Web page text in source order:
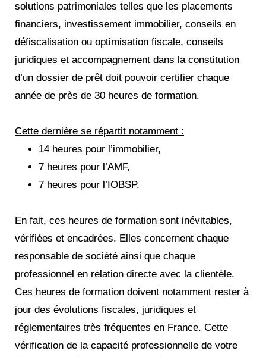
solutions patrimoniales telles que les placements
financiers, investissement immobilier, conseils en
défiscalisation ou optimisation fiscale, conseils
juridiques et accompagnement dans la constitution
d’un dossier de prêt doit pouvoir certifier chaque
année de près de 30 heures de formation.
Cette dernière se répartit notamment :
14 heures pour l’immobilier,
7 heures pour l’AMF,
7 heures pour l’IOBSP.
En fait, ces heures de formation sont inévitables,
vérifiées et encadrées. Elles concernent chaque
responsable de société ainsi que chaque
professionnel en relation directe avec la clientèle.
Ces heures de formation doivent notamment rester à
jour des évolutions fiscales, juridiques et
réglementaires très fréquentes en France. Cette
vérification de la capacité professionnelle de votre